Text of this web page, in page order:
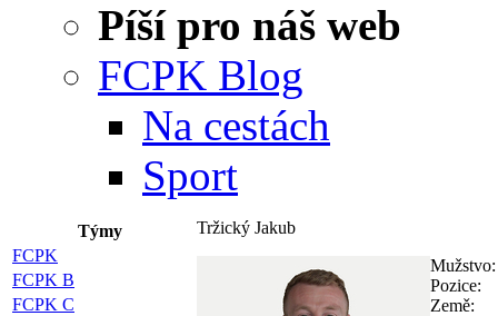
Píší pro náš web
FCPK Blog
Na cestách
Sport
Týmy
FCPK
FCPK B
FCPK C
Tržický Jakub
Mužstvo:
Pozice:
Země: